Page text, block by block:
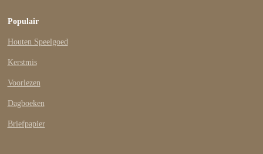
Populair
Houten Speelgoed
Kerstmis
Voorlezen
Dagboeken
Briefpapier